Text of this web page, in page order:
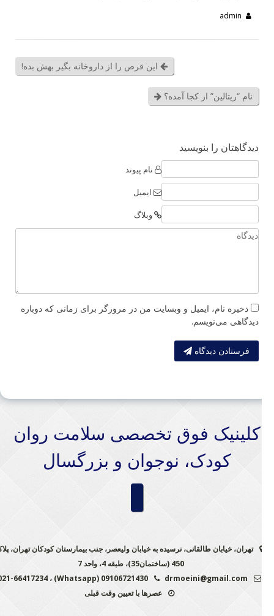
admin
این قرص را از داروخانه بگیر بهش بده!
نام “ریتالین” از کجا آمده؟
دیدگاهتان را بنویسید
نام پیوند
ایمیل
وبلاگ
ذخیره نام، ایمیل و وبسایت من در مرورگر برای زمانی که دوباره
دیدگاهی می‌نویسم.
فرستادن دیدگاه
کلینیک فوق تخصصی سلامت روان
کودک، نوجوان و بزرگسال
تهران، خیابان طالقانی، نرسیده به خیابان ولیعصر، جنب بیمارستان کودکان تهران، پلاک
450 (ساختمان35)، طبقه 4، واحد 7
drmoeini@gmail.com
09106721430 (Whatsapp) ، 021-66417234
عصرها با تعیین وقت قبلی